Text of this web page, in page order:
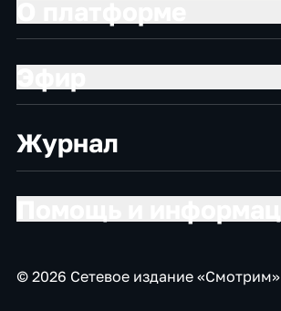
Журнал
© 2026 Сетевое издание «Смотрим»